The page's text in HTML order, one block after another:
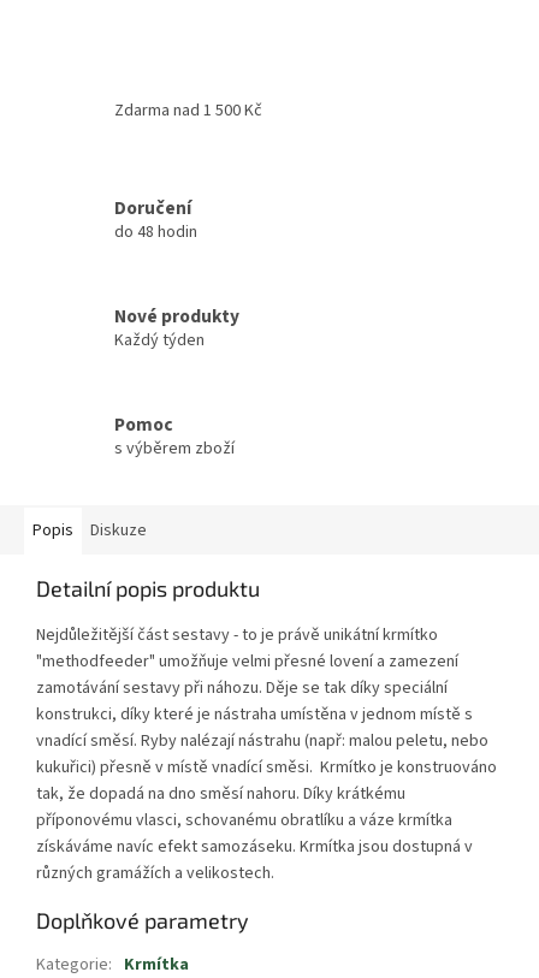
Zdarma nad 1 500 Kč
Doručení
do 48 hodin
Nové produkty
Každý týden
Pomoc
s výběrem zboží
Popis Diskuze
Detailní popis produktu
Nejdůležitější část sestavy - to je právě unikátní krmítko
"methodfeeder" umožňuje velmi přesné lovení a zamezení
zamotávání sestavy při náhozu. Děje se tak díky speciální
konstrukci, díky které je nástraha umístěna v jednom místě s
vnadící směsí. Ryby nalézají nástrahu (např: malou peletu, nebo
kukuřici) přesně v místě vnadící směsi. Krmítko je konstruováno
tak, že dopadá na dno směsí nahoru. Díky krátkému
příponovému vlasci, schovanému obratlíku a váze krmítka
získáváme navíc efekt samozáseku. Krmítka jsou dostupná v
různých gramážích a velikostech.
Doplňkové parametry
Kategorie: Krmítka